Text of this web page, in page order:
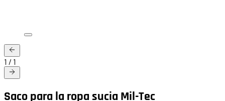
1 / 1
Saco para la ropa sucia Mil-Tec